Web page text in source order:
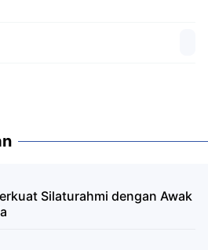
Silaturahmi dengan Awak